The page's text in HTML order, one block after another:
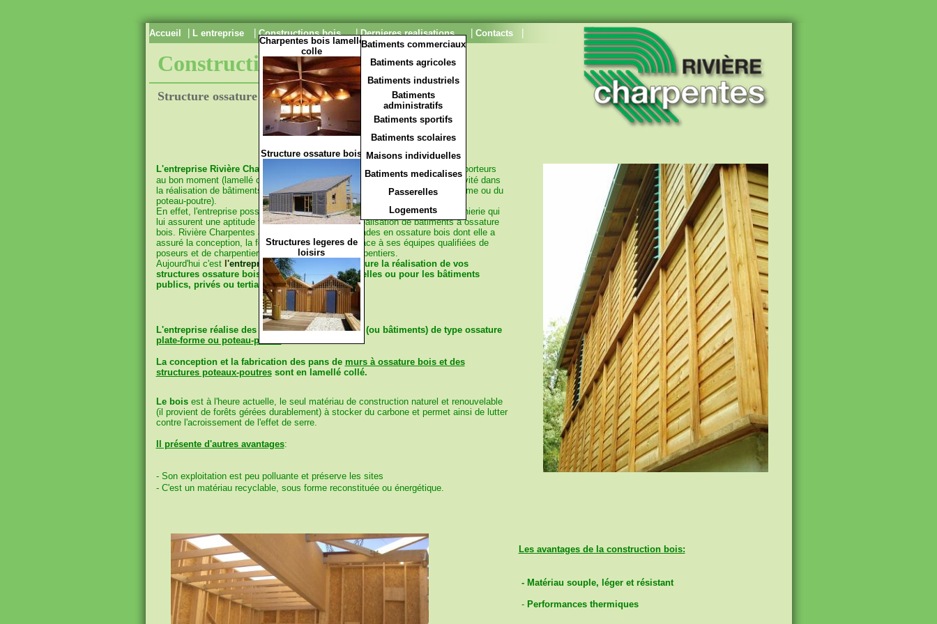
Accueil | L entreprise | Constructions bois
Charpentes bois lamelle
colle
Structure ossature bois
Structures legeres de
loisirs
| Dernieres realisations
Batiments commerciaux
Batiments agricoles
Batiments industriels
Batiments
administratifs
Batiments sportifs
Batiments scolaires
Maisons individuelles
Batiments medicalises
Passerelles
Logements
| Contacts |
Constructions bois
Structure ossature bois
L'entreprise Rivière Charpentes
a toujours su s'orienter vers des marchés porteurs
au bon moment (lamellé collé en 1963). Puis l'entreprise a diversifié son activité dans
la réalisation de bâtiments en ossature bois (technique de l'ossature plate-forme ou du
poteau-poutre).
En effet, l'entreprise possède à la fois les compétences techniques et d'ingénierie qui
lui assurent une aptitude toute particulière pour la réalisation de bâtiments à ossature
bois. Rivière Charpentes a réalisé des murs et façades en ossature bois dont elle a
assuré la conception, la fourniture et le montage grâce à ses équipes qualifiées de
poseurs et de charpentiers ou de compagnons charpentiers.
Aujourd'hui c'est 'entreprise AV.CO. BOIS
qui assure la réalisation de vos
structures ossature bois pour maisons individuelles ou pour les bâtiments
publics, privés ou tertiaires.
L'entreprise réalise des devis pour des maisons (ou bâtiments) de type ossature
plate-forme ou poteau-poutre
La conception et la fabricationdes pans de murs à ossature bois et des
structures poteaux-poutressont en lamellé collé.
Le boisest à l'heure actuelle, le seul matériau de construction naturel et renouvelable
(il provient de forêts gérées durablement) à stocker du carbone et permet ainsi de lutter
contre l'acroissement de l'effet de serre.
Il présente d'autres avantages:
- Son exploitation est peu polluante et préserve les sites
- C'est un matériau recyclable, sous forme reconstituée ou énergétique.
Les avantages de la construction bois:
- Matériau souple, léger et résistant
- Performances thermiques